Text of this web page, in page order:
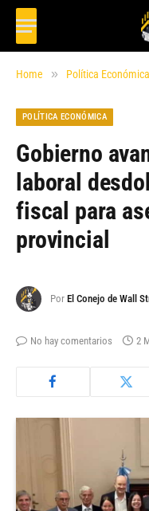
Home » Política Económica
POLÍTICA ECONÓMICA
Gobierno
laboral
fiscal para
provincial
Por El Conejo de Wall
No hay comentarios 2